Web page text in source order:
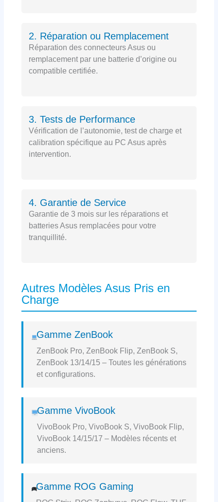
2. Réparation ou Remplacement
Réparation des connecteurs Asus ou
remplacement par une batterie d’origine ou
compatible certifiée.
3. Tests de Performance
Vérification de l’autonomie, test de charge et
calibration spécifique au PC Asus après
intervention.
4. Garantie de Service
Garantie de 3 mois sur les réparations et
batteries Asus remplacées pour votre
tranquillité.
Autres Modèles Asus Pris en
Charge
Gamme ZenBook
ZenBook Pro, ZenBook Flip, ZenBook S,
ZenBook 13/14/15 – Toutes les générations
et configurations.
Gamme VivoBook
VivoBook Pro, VivoBook S, VivoBook Flip,
VivoBook 14/15/17 – Modèles récents et
anciens.
Gamme ROG Gaming